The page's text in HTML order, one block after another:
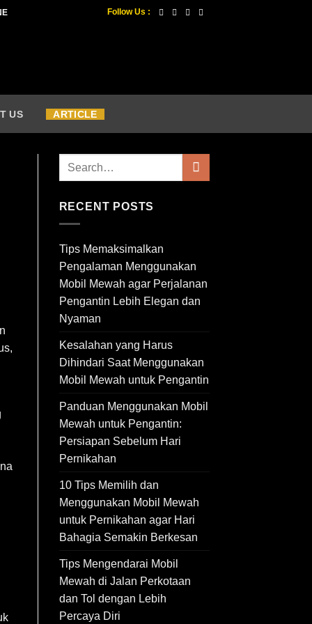
Follow Us :
US ARTICLE
RECENT POSTS
Tips Memaksimalkan
Pengalaman Menggunakan
Mobil Mewah agar Perjalanan
Pengantin Lebih Elegan dan
Nyaman
Kesalahan yang Harus
Dihindari Saat Menggunakan
Mobil Mewah untuk Pengantin
Panduan Menggunakan Mobil
Mewah untuk Pengantin:
Persiapan Sebelum Hari
Pernikahan
10 Tips Memilih dan
Menggunakan Mobil Mewah
untuk Pernikahan agar Hari
Bahagia Semakin Berkesan
Tips Mengendarai Mobil
Mewah di Jalan Perkotaan
dan Tol dengan Lebih
Percaya Diri